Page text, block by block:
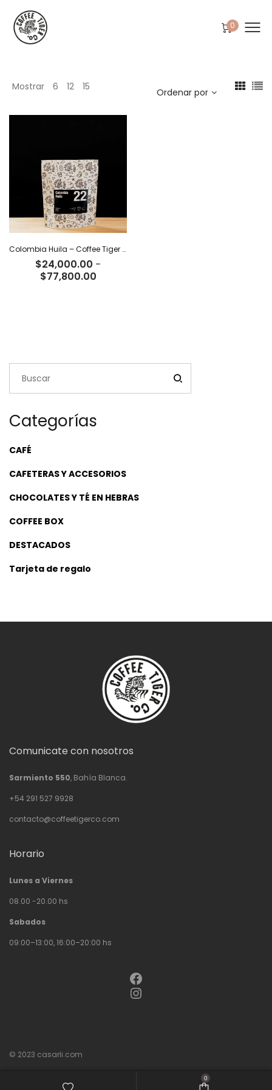
0
Mostrar 6 12 15 Ordenar por
Colombia Huila – Coffee Tiger Co
$24,000.00 -
$77,800.00Rango
Categorías
CAFÉ
CAFETERAS Y ACCESORIOS
CHOCOLATES Y TÉ EN HEBRAS
COFFEE BOX
DESTACADOS
Tarjeta de regalo
Comunicate con nosotros
Sarmiento 550, Bahía Blanca.
+54 291 527 9928
contacto@coffeetigerco.com
Horario
Lunes a Viernes
08.00 -20.00 hs
Sabados
09:00–13:00, 16:00–20:00 hs
Facebook
Instagram
© 2023 casarli.com
0